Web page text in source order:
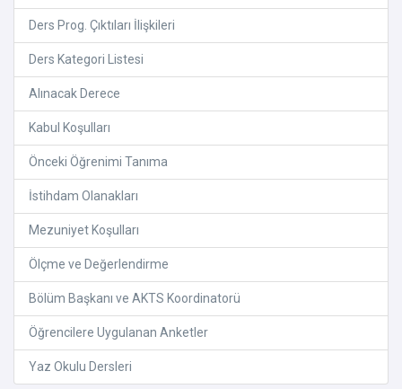
Ders Prog. Çıktıları İlişkileri
Ders Kategori Listesi
Alınacak Derece
Kabul Koşulları
Önceki Öğrenimi Tanıma
İstihdam Olanakları
Mezuniyet Koşulları
Ölçme ve Değerlendirme
Bölüm Başkanı ve AKTS Koordinatorü
Öğrencilere Uygulanan Anketler
Yaz Okulu Dersleri